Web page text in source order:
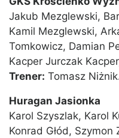
Jakub Mezglewski,
Kamil Mezglewski,
Tomkowicz, Damian
Kacper Jurczak
Trener: Tomasz
Huragan Jasionka
Karol Szyszlak, Karol
Konrad Głód,